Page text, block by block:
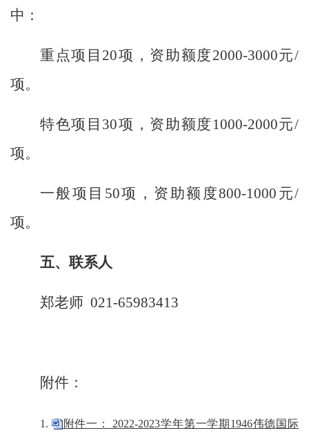
中：
重点项目 20项，资助额度2000-3000元/
项。
特色项目 30项，资助额度 1000-2000元/
项。
一般项目 50项，资助额度800-1000 元/
项。
五、联系人
郑老师 021-65983413
附件：
1. 附件一： 2022-2023学年第一学期1946伟德国际